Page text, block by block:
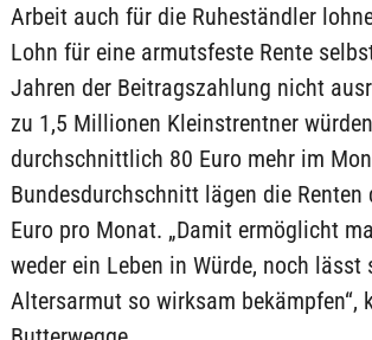
Arbeit auch für die Ruheständler
Lohn für eine armutsfeste Rente
Jahren der Beitragszahlung nicht
zu 1,5 Millionen Kleinstrentner
durchschnittlich 80 Euro mehr im
Bundesdurchschnitt lägen die Renten
Euro pro Monat. „Damit ermöglicht
weder ein Leben in Würde, noch lässt
Altersarmut so wirksam bekämpfen“,